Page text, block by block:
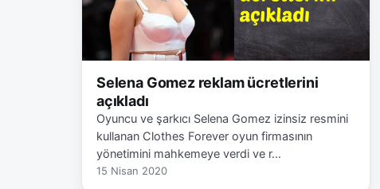
Selena Gomez reklam ücretlerini
açıkladı
Oyuncu ve şarkıcı Selena Gomez izinsiz resmini
kullanan Clothes Forever oyun firmasının
yönetimini mahkemeye verdi ve r…
15 Nisan 2020